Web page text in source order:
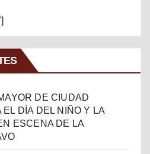
DE CIUDAD
DÍA DEL NIÑO Y LA
ESCENA DE LA